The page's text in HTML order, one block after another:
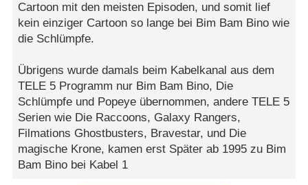
Cartoon mit den meisten Episoden, und somit lief
kein einziger Cartoon so lange bei Bim Bam Bino wie
die Schlümpfe.
Übrigens wurde damals beim Kabelkanal aus dem
TELE 5 Programm nur Bim Bam Bino, Die
Schlümpfe und Popeye übernommen, andere TELE 5
Serien wie Die Raccoons, Galaxy Rangers,
Filmations Ghostbusters, Bravestar, und Die
magische Krone, kamen erst Später ab 1995 zu Bim
Bam Bino bei Kabel 1